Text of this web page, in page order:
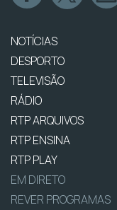
NOTÍCIAS
DESPORTO
TELEVISÃO
RÁDIO
RTP ARQUIVOS
RTP ENSINA
RTP PLAY
EM DIRETO
REVER PROGRAMAS